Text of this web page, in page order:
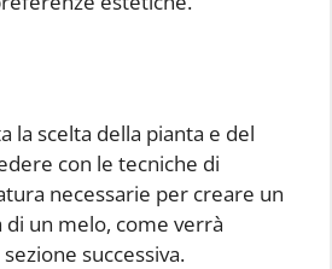
la scelta della pianta e del
con le tecniche di
necessarie per creare un
di un melo, come verrà
successiva.